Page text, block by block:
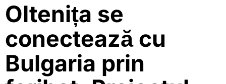
Oltenița se
conectează cu
Bulgaria prin